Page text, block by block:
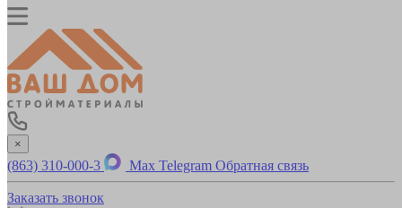
×
(863) 310-000-3 Max Telegram Обратная связь
Заказать звонок